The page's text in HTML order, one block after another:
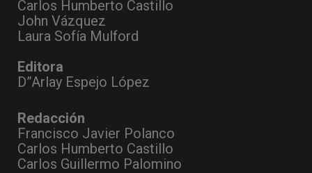
Carlos Humberto Castillo
John Vázquez
Laura Sofía Mulford
Editora
D”Arlay Espejo López
Redacción
Francisco Javier Polanco
Carlos Humberto Castillo
Carlos Guillermo Palomino